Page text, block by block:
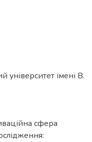
університет імені В.
сфера